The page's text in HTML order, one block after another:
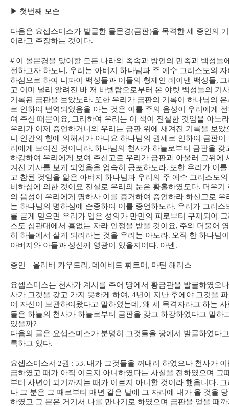
▶ 첫번째 모순
다음은 요셉스미스가 발굴한 몰몬경(금판)을 목격한 세 증인의
이라고 주장하는 것이다.
# 이 몰몬경을 맞이할 모든 나라와 족속과 방언의 민족과 백성들
전하고자 하노니 , 우리는 아버지 하나님과 주 예수 그리스도의 자
하심으로 하여 니파이 백성들과 이들의 형제인 레이맨 백성들,
고 이미 널리 알려진 바 저 바벨탑으로부터 온 야렛 백성들의 기
기록된 금판을 보았노라. 또한 우리가 금판의 기록이 하나님의 은
로 인하여 번역되었음을 아는 것은 이를 주의 음성이 우리에게
여 주신 때문이요, 그리하여 우리는 이 책이 진실한 것임을 아노라
우리가 이제 증언하거니와 우리는 금판 위에 새겨진 기록을 보았
니 인간의 힘에 의해서가 아니요 하나님의 권세로 인하여 금판이
리에게 보여진 것이니라. 하나님의 천사가 하늘로부터 금판을 갖
하강하여 우리에게 보여 주신고로 우리가 금판과 아울러 그위에
겨진 기사를 보게 되었음을 엄숙히 공포하노라. 또한 우리가 이를
고 참된 것임을 앎은 아버지 하나님과 우리의 주 예수 그리스도
비하심에 의한 것이요 진실로 우리의 눈은 황홀하였도다. 더우기
의 음성이 우리에게 명하사 이를 증거하여 증언하라 하신고로 우
는 하나님의 명하심에 순종하여 이를 증언하노라. 우리가 그리스
를 굳게 믿으면 우리가 입은 성의가 만민의 피로부터 구제되어
스도 심판대에서 흠없는 자라 인정을 받을 것이요, 주와 더불어
히 하늘에서 살게 되리라는 것을 우리는 아노라. 오직 한 하나님
아버지와 아들과 성신께 영광이 있을지어다. 아멘 .
증인 – 올리버 카우드리 , 데이비드 휘트머 , 마틴 해리스
요셉스미스는 천사가 계시를 주어 땅에서 황금판을 발굴하였으
사가 그것을 갖고 가지 못하게 하여 , 4년이 지난 후에야 그것을
어 자신이 보관하여왔다고 말하였는데 , 왜 세 목격자라고 하는 사
들은 하늘의 천사가 하늘로부터 금판을 갖고 하강하였다고 말하
있을까?
다음의 글은 요셉스미스가 분명히 그것들을 땅에서 발굴하였다
록하고 있다.
요셉스미스서 2권 : 53. 내가 그것들을 꺼내려 하였으나 천사가 이
금하였고 때가 아직 이르지 아니하였다는 사실을 전하였으며 그
부터 사년이 되기까지는 때가 이르지 아니할 것이라 했읍니다.
나 그 분은 그 때로부터 매년 같은 날에 그 자리에 내가 올 것을
하였고 그 분은 거기서 나를 만나기로 하였으며 금판을 얻을 때